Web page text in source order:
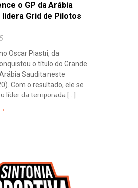
o GP da Arábia
lidera Grid de Pilotos
Oscar Piastri, da
o título do Grande
Saudita neste
Com o resultado, ele se
líder da temporada [...]